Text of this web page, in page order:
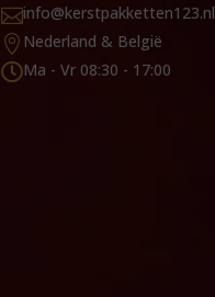
info@kerstpakketten123.nl
 Nederland & België
Ma - Vr 08:30 - 17:00